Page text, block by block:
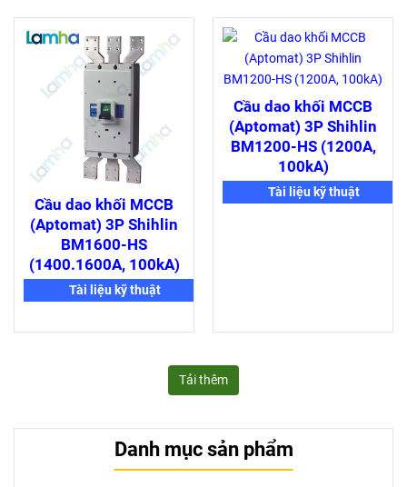
Cầu dao khối MCCB
(Aptomat) 3P Shihlin
BM1600-HS
(1400.1600A, 100kA)
Tài liệu kỹ thuật
Cầu dao khối MCCB
(Aptomat) 3P Shihlin
BM1200-HS (1200A,
100kA)
Tài liệu kỹ thuật
Tải thêm
Danh mục sản phẩm